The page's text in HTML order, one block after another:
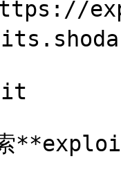
[https://
索